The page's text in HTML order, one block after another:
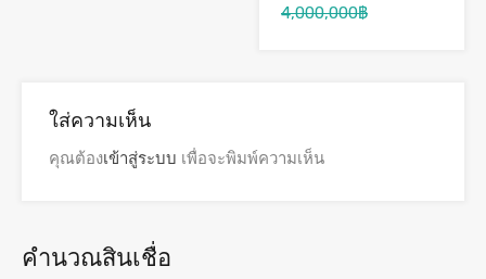
4,000,000฿
ใส่ความเห็น
คุณต้องเข้าสู่ระบบ เพื่อจะพิมพ์ความเห็น
คำนวณสินเชื่อ